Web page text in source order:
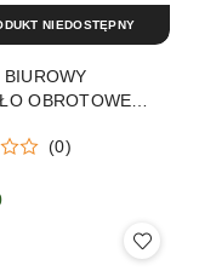
OBROTOWE
(0)
NIEDOSTĘPNY